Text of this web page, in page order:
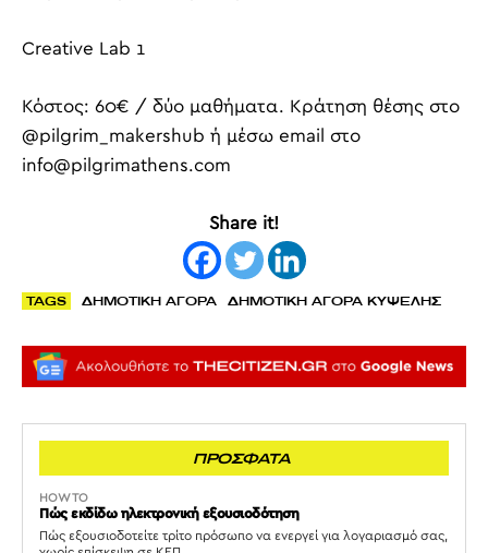
Creative Lab 1
Κόστος: 60€ / δύο μαθήματα. Κράτηση θέσης στο
@pilgrim_makershub ή μέσω email στο
info@pilgrimathens.com
Share it!
TAGS ΔΗΜΟΤΙΚΗ ΑΓΟΡΑ ΔΗΜΟΤΙΚΗ ΑΓΟΡΑ ΚΥΨΕΛΗΣ
ΠΡΟΣΦΑΤΑ
HOW TO
Πώς εκδίδω ηλεκτρονική εξουσιοδότηση
Πώς εξουσιοδοτείτε τρίτο πρόσωπο να ενεργεί για λογαριασμό σας,